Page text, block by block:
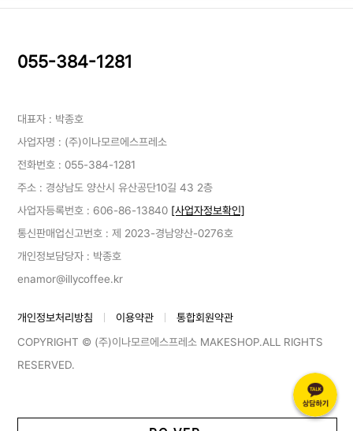
055-384-1281
대표자 : 박종호
사업자명 : (주)이나모르에스프레소
전화번호 : 055-384-1281
주소 : 경상남도 양산시 유산공단10길 43 2층
사업자등록번호 : 606-86-13840 [사업자정보확인]
통신판매업신고번호 : 제 2023-경남양산-0276호
개인정보담당자 : 박종호
enamor@illycoffee.kr
개인정보처리방침 이용약관
통합회원약관
COPYRIGHT © (주)이나모르에스프레소 MAKESHOP.ALL RIGHTS
RESERVED.